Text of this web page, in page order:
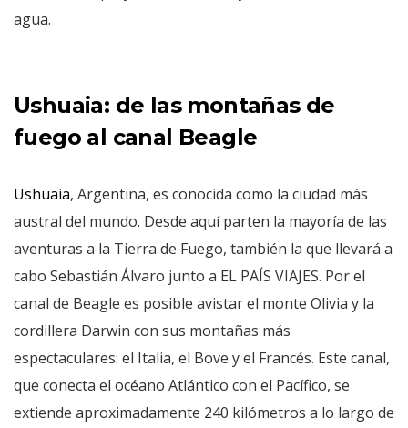
agua.
Ushuaia: de las montañas de
fuego al canal Beagle
Ushuaia, Argentina, es conocida como la ciudad más
austral del mundo. Desde aquí parten la mayoría de las
aventuras a la Tierra de Fuego, también la que llevará a
cabo Sebastián Álvaro junto a EL PAÍS VIAJES. Por el
canal de Beagle es posible avistar el monte Olivia y la
cordillera Darwin con sus montañas más
espectaculares: el Italia, el Bove y el Francés. Este canal,
que conecta el océano Atlántico con el Pacífico, se
extiende aproximadamente 240 kilómetros a lo largo de